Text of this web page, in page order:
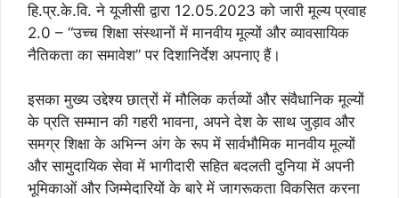
हि.प्र.के.वि. ने यूजीसी द्वारा 12.05.2023 को जारी मूल्य प्रवाह
2.0 – “उच्च शिक्षा संस्थानों में मानवीय मूल्यों और व्यावसायिक
नैतिकता का समावेश” पर दिशानिर्देश अपनाए हैं।
इसका मुख्य उद्देश्य छात्रों में मौलिक कर्तव्यों और संवैधानिक मूल्यों
के प्रति सम्मान की गहरी भावना, अपने देश के साथ जुड़ाव और
समग्र शिक्षा के अभिन्न अंग के रूप में सार्वभौमिक मानवीय मूल्यों
और सामुदायिक सेवा में भागीदारी सहित बदलती दुनिया में अपनी
भूमिकाओं और जिम्मेदारियों के बारे में जागरूकता विकसित करना